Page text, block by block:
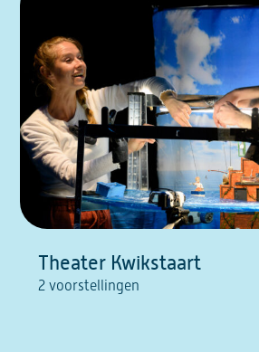
Theater Kwikstaart
2 voorstellingen